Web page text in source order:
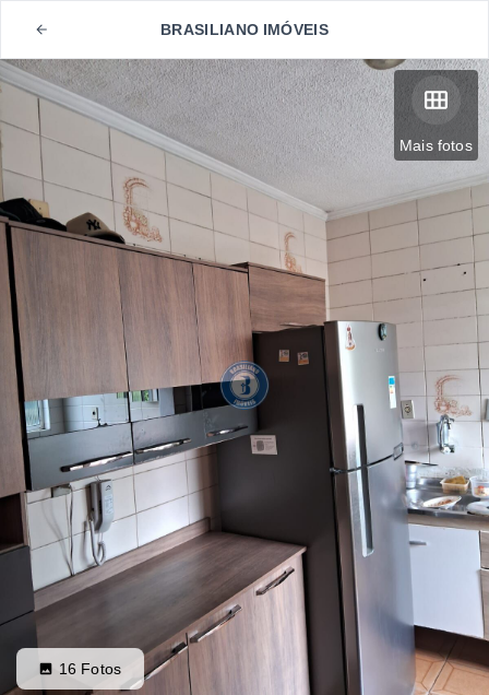
BRASILIANO IMÓVEIS
Mais fotos
16 Fotos